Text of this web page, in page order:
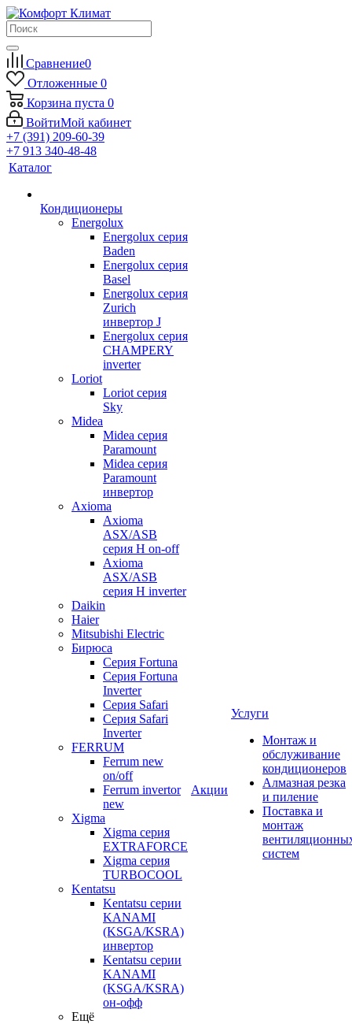
Сравнение0
Отложенные 0
Корзина пуста 0
ВойтиМой кабинет
+7 (391) 209-60-39
+7 913 340-48-48
Каталог
Кондиционеры
Energolux
Energolux серия
Baden
Energolux серия
Basel
Energolux серия
Zurich
инвертор J
Energolux серия
CHAMPERY
inverter
Loriot
Loriot серия
Sky
Midea
Midea серия
Paramount
Midea серия
Paramount
инвертор
Axioma
Axioma
ASX/ASB
серия Н on-off
Axioma
ASX/ASB
серия Н inverter
Daikin
Haier
Mitsubishi Electric
Бирюса
Серия Fortuna
Серия Fortuna
Inverter
Серия Safari
Серия Safari
Inverter
FERRUM
Ferrum new
on/off
Ferrum invertor
new
Xigma
Xigma серия
EXTRAFORCE
Xigma серия
TURBOCOOL
Kentatsu
Kentatsu серии
KANAMI
(KSGA/KSRA)
инвертор
Kentatsu серии
KANAMI
(KSGA/KSRA)
он-офф
Ещё
Акции
Услуги
Монтаж и
обслуживание
кондиционеров
Алмазная резка
и пиление
Поставка и
монтаж
систем